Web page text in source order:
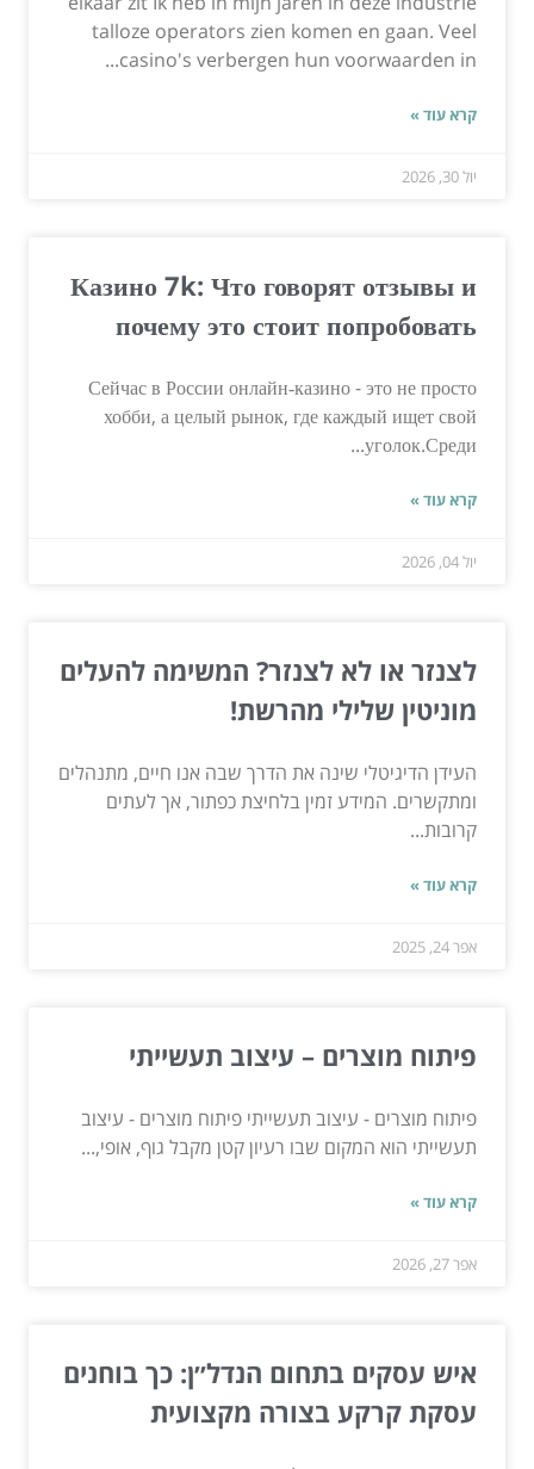
talloze operators zien komen en gaan. Veel
casino's verbergen hun voorwaarden in...
קרא עוד »
יול 30, 2026
Казино 7k: Что говорят отзывы и
почему это стоит попробовать
Сейчас в России онлайн‑казино - это не просто
хобби, а целый рынок, где каждый ищет свой
уголок.Среди...
קרא עוד »
יול 04, 2026
לצנזר או לא לצנזר? המשימה להעלים
מוניטין שלילי מהרשת!
העידן הדיגיטלי שינה את הדרך שבה אנו חיים, מתנהלים
ומתקשרים. המידע זמין בלחיצת כפתור, אך לעתים
קרובות...
קרא עוד »
אפר 24, 2025
פיתוח מוצרים – עיצוב תעשייתי
פיתוח מוצרים - עיצוב תעשייתי פיתוח מוצרים - עיצוב
תעשייתי הוא המקום שבו רעיון קטן מקבל גוף, אופי,...
קרא עוד »
אפר 27, 2026
איש עסקים בתחום הנדל״ן: כך בוחנים
עסקת קרקע בצורה מקצועית